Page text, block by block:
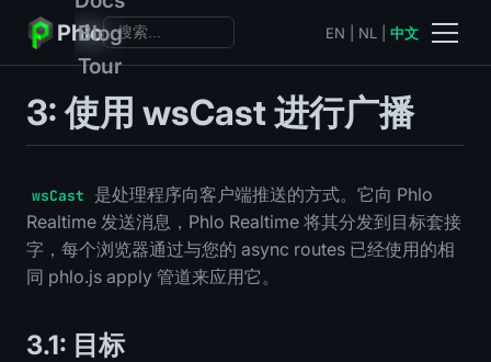
Phlo
Blog
Tour
EN NL 中文
3: 使用 wsCast 进行广播
wsCast
是处理程序向客户端推送的方式。它向 Phlo
Realtime 发送消息，Phlo Realtime 将其分发到目标套接
字，每个浏览器通过与您的 async routes 已经使用的相
同 phlo.js apply 管道来应用它。
3.1: 目标